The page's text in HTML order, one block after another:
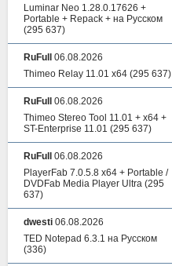
Luminar Neo 1.28.0.17626 +
Portable + Repack + на Русском
(295 637)
RuFull
06.08.2026
Thimeo Relay 11.01 x64 (295 637)
RuFull
06.08.2026
Thimeo Stereo Tool 11.01 + x64 +
ST-Enterprise 11.01 (295 637)
RuFull
06.08.2026
PlayerFab 7.0.5.8 x64 + Portable /
DVDFab Media Player Ultra (295
637)
dwesti 06.08.2026
TED Notepad 6.3.1 на Русском
(336)